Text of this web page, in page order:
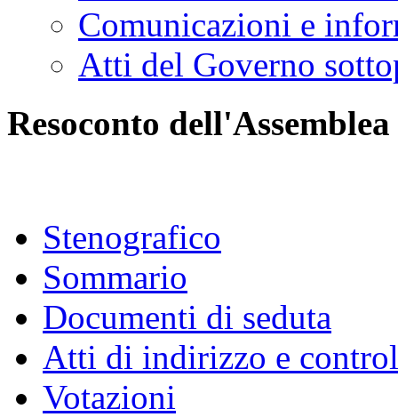
Comunicazioni e
Atti del Governo
Resoconto dell'Assemblea
Stenografico
Sommario
Documenti di seduta
Atti di indirizzo e
Votazioni